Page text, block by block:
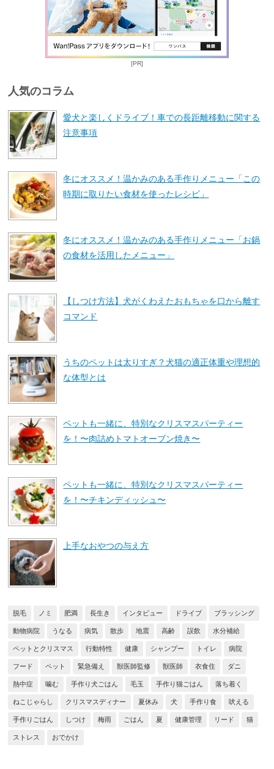
[PR]
人気のコラム
愛犬と楽しくドライブ！車での長距離移動に関する
注意事項
冬にオススメ！温かみのある手作りメニュー「この
時期に取りたい食材を使ったレシピ」
冬にオススメ！温かみのある手作りメニュー「お鍋
の食材を活用したメニュー」
【しつけ方法】犬がくわえたおもちゃを口から離す
コマンド
うちのペットは太りすぎ？犬猫の適正体重や理想的
な体型とは
ペットも一緒に、特別なクリスマスパーティー
を！〜肉詰めトマトオーブン焼き〜
ペットも一緒に、特別なクリスマスパーティー
を！〜チキンディッシュ〜
上手なおやつの与え方
脱毛 ノミ 肥満 長生き インタビュー ドライブ ブラッシング
動物病院 うなる 病気 散歩 地震 高齢 誤飲 水分補給
ペットとクリスマス 行動特性 健康 シャンプー トイレ 病院
フード ペット 緊急備え 獣医師監修 獣医師 衣食住 ダニ
熱中症 噛む 手作り犬ごはん 毛玉 手作り猫ごはん 落ち着く
ねこじゃらし クリスマスディナー 夏休み 犬 手作り食 吠える
手作りごはん しつけ 梅雨 ごはん 夏 健康管理 リード 猫
ストレス おでかけ